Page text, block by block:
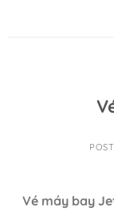
Vé máy bay